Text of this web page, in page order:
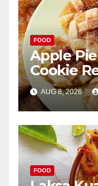
FOOD
Apple
Cookie
Apel
AUG 8, 2026
FOOD